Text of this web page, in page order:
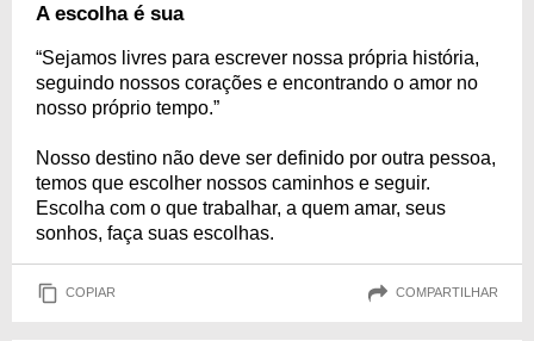
A escolha é sua
“Sejamos livres para escrever nossa própria história,
seguindo nossos corações e encontrando o amor no
nosso próprio tempo.”
Nosso destino não deve ser definido por outra pessoa,
temos que escolher nossos caminhos e seguir.
Escolha com o que trabalhar, a quem amar, seus
sonhos, faça suas escolhas.
COPIAR COMPARTILHAR